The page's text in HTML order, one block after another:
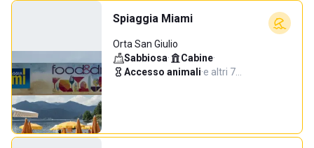
Spiaggia Miami
Orta San Giulio
Sabbiosa· Cabine·
Accesso animali·e altri 7…